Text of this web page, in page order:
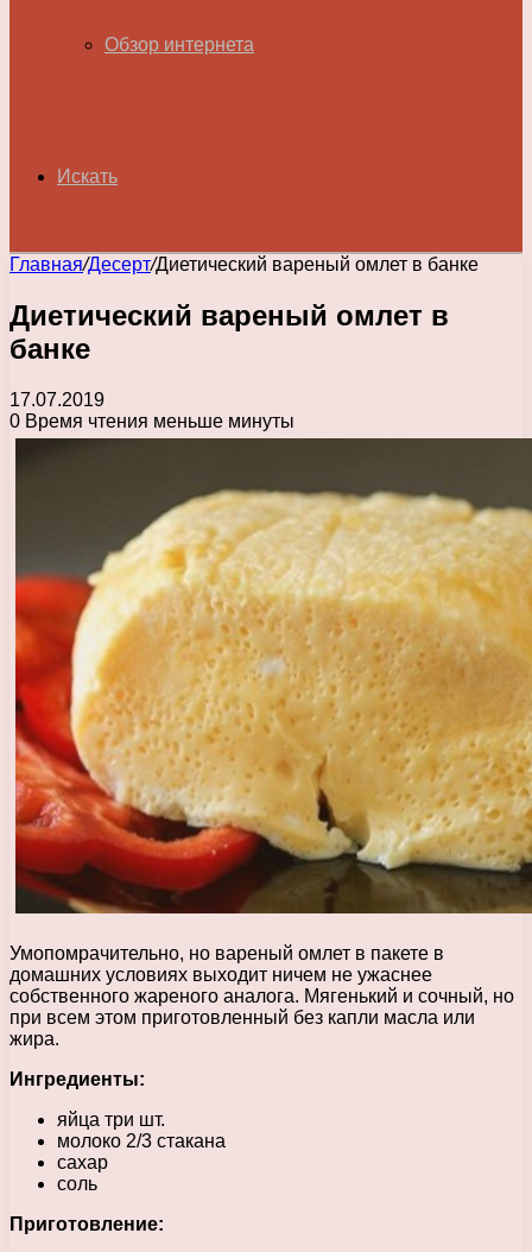
Обзор интернета
Искать
Главная/Десерт/Диетический вареный омлет в банке
Диетический вареный омлет в
банке
17.07.2019
0 Время чтения меньше минуты
Умопомрачительно, но вареный омлет в пакете в
домашних условиях выходит ничем не ужаснее
собственного жареного аналога. Мягенький и сочный, но
при всем этом приготовленный без капли масла или
жира.
Ингредиенты:
яйца три шт.
молоко 2/3 стакана
сахар
соль
Приготовление: